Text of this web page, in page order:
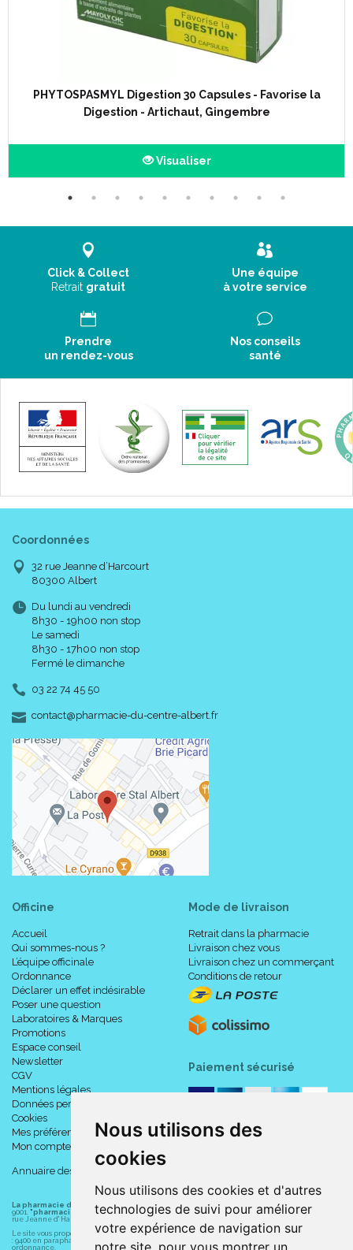
Nous utilisons des
cookies
Nous utilisons des cookies et d'autres
technologies de suivi pour améliorer
votre expérience de navigation sur
notre site, pour vous montrer un
PHYTOSPASMYL Digestion 30 Capsules - Favorise la
Digestion - Artichaut, Gingembre
Visualiser
Click & Collect
Retrait gratuit
Une équipe
à votre service
Prendre
un rendez-vous
Nos conseils
santé
Coordonnées
32 rue Jeanne d’Harcourt
80300 Albert
Du lundi au vendredi
8h30 - 19h00 non stop
Le samedi
8h30 - 17h00 non stop
Fermé le dimanche
03 22 74 45 50
contact-
@-
pharmacie-du-centre-albert.fr
Officine
Accueil
Qui sommes-nous ?
L’équipe officinale
Ordonnance
Déclarer un effet indésirable
Poser une question
Laboratoires & Marques
Promotions
Espace conseil
Newsletter
CGV
Mentions légales
Données personnelles
Cookies
Mes préférences Cookies
Mon compte
Annuaire des pharmacies
Mode de livraison
Retrait dans la pharmacie
Livraison chez vous
Livraison chez un commerçant
Conditions de retour
Paiement sécurisé
La pharmacie du centre à Albert
(80300) est une pharmacie française certifiée ISO
9001. "pharmacie-du-centre-albert.fr " est le site internet de la pharmacie du centre
rue Jeanne d' Harcourt, 80300 Albert.
Le site vous propose un large choix de plus de 11000 références, au prix les plus bas possible
: 9400 en parapharmacie, animaux, orthopédie, matériel médical. 1700 en médicaments sans
ordonnance.